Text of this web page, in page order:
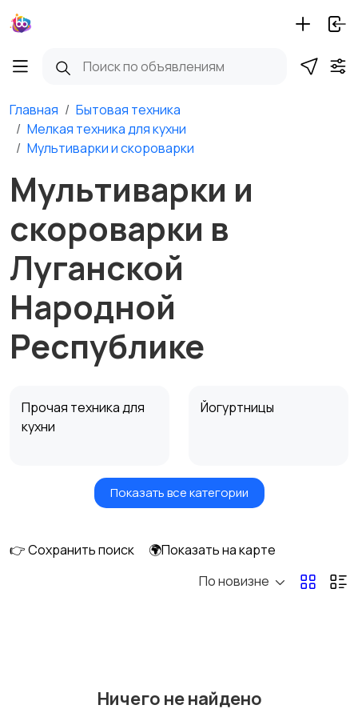
Главная
Бытовая техника
Мелкая техника для кухни
Мультиварки и скороварки
Мультиварки и
скороварки в
Луганской
Народной
Республике
Прочая техника для
кухни
Йогуртницы
Сушилки для овощей
Грили, шашлычницы,
Чайники и термопоты
Показать все категории
👉 Сохранить поиск
🌍Показать на карте
По новизне
Ничего не найдено